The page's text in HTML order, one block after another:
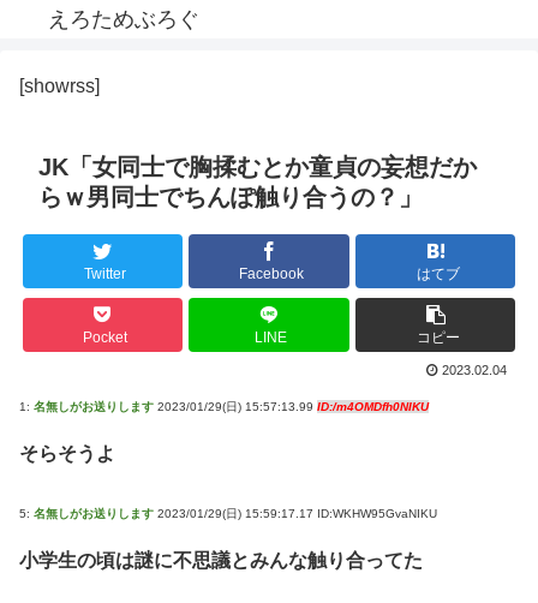
えろためぶろぐ
[showrss]
JK「女同士で胸揉むとか童貞の妄想だか
らｗ男同士でちんぽ触り合うの？」
Twitter Facebook はてブ
Pocket LINE コピー
2023.02.04
1: 名無しがお送りします 2023/01/29(日) 15:57:13.99 ID:/m4OMDfh0NIKU
そらそうよ
5: 名無しがお送りします 2023/01/29(日) 15:59:17.17 ID:WKHW95GvaNIKU
小学生の頃は謎に不思議とみんな触り合ってた